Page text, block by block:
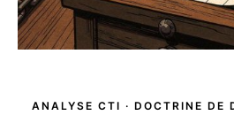
ANALYSE CTI · DOCTRINE DE